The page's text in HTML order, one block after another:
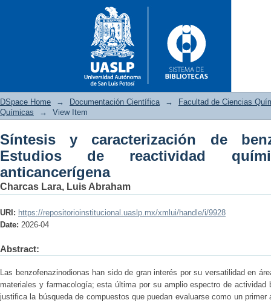
Síntesis y caracterización
química y actividad
DSpace Home → Documentación Científica →
Facultad de Ciencias
Químicas
→ View Item
Síntesis y caracterización de
Estudios de reactividad
anticancerígena
Charcas Lara, Luis Abraham
URI: https://repositorioinstitucional.uaslp.mx/xmlui/handle/i/9928
Date: 2026-04
Abstract:
Las benzofenazinodionas han sido de gran interés por su versatilidad en
materiales y farmacología; esta última por su amplio espectro de actividad
justifica la búsqueda de compuestos que puedan evaluarse como un